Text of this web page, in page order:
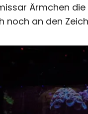
Ärmchen
noch an den